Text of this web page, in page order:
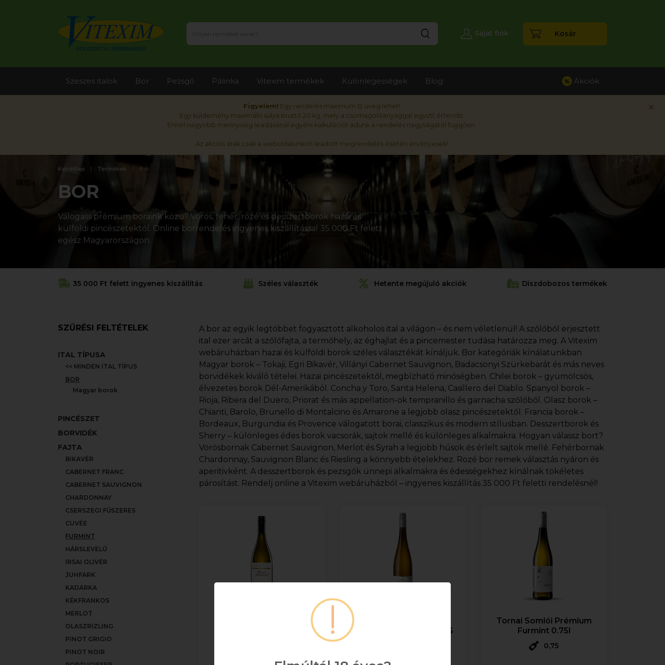
Figyelem! Egy rendelés maximum 12 üveg lehet!
Egy küldemény maximális súlya bruttó 20 kg, mely a csomagolóanyaggal együtt értendő.
Ennél nagyobb mennyiség leadásánál egyéni kalkulációt adunk a rendelés nagyságától függően.
Az akciós árak csak a weboldalunkon leadott megrendelés esetén érvényesek!
Saját fiók Kosár
Szeszes italok Bor Pezsgő Pálinka Vitexim termékek Különlegességek Blog % Akciók
Kezdőlap Termékek Bor
BOR
Válogass prémium boraink közül! Vörös, fehér, rozé és desszertborok hazai és
külföldi pincészetektől. Online borrendelés ingyenes kiszállítással 35 000 Ft felett
egész Magyarországon.
35 000 Ft felett ingyenes kiszállítás Széles választék Hetente megújuló akciók Diszdobozos termékek
SZŰRÉSI FELTÉTELEK
ITAL TÍPUSA
<< MINDEN ITAL TÍPUS
BOR
Magyar borok
PINCÉSZET
BORVIDÉK
FAJTA
BIKAVÉR
CABERNET FRANC
CABERNET SAUVIGNON
CHARDONNAY
CSERSZEGI FŰSZERES
CUVÉE
FURMINT
HÁRSLEVELŰ
IRSAI OLIVÉR
JUHFARK
KADARKA
KÉKFRANKOS
MERLOT
OLASZRIZLING
PINOT GRIGIO
PINOT NOIR
A bor az egyik legtöbbet fogyasztott alkoholos ital a világon – és nem véletlenül! A szőlőből erjesztett
ital ezer arcát a szőlőfajta, a termőhely, az éghajlat és a pincemester tudása határozza meg. A Vitexim
webáruházban hazai és külföldi borok széles választékát kínáljuk. Bor kategóriák kínálatunkban
Magyar borok – Tokaji, Egri Bikavér, Villányi Cabernet Sauvignon, Badacsonyi Szürkebarát és más neves
borvidékek kiváló tételei. Hazai pincészetektől, megbízható minőségben. Chilei borok – gyümölcsös,
élvezetes borok Dél-Amerikából. Concha y Toro, Santa Helena, Casillero del Diablo. Spanyol borok –
Rioja, Ribera del Duero, Priorat és más appellation-ok tempranillo és garnacha szőlőből. Olasz borok –
Chianti, Barolo, Brunello di Montalcino és Amarone a legjobb olasz pincészetektől. Francia borok –
Bordeaux, Burgundia és Provence válogatott borai, classzikus és modern stílusban. Desszertborok és
Sherry – különleges édes borok vacsorák, sajtok mellé és különleges alkalmakra. Hogyan válassz bort?
Vörösbornak Cabernet Sauvignon, Merlot és Syrah a legjobb húsok és érlelt sajtok mellé. Fehérbornak
Chardonnay, Sauvignon Blanc és Riesling a könnyebb ételekhez. Rozé bor remek választás nyáron és
aperitivként. A desszertborok és pezsgők ünnepi alkalmakra és édességekhez kínálnak tökéletes
párosítást. Rendelj online a Vitexim webáruházból – ingyenes kiszállítás 35 000 Ft feletti rendelésnél!
Furmint száraz 0.75l DRS
Tornai Somlói Prémium
Furmint 0.75l
0,75